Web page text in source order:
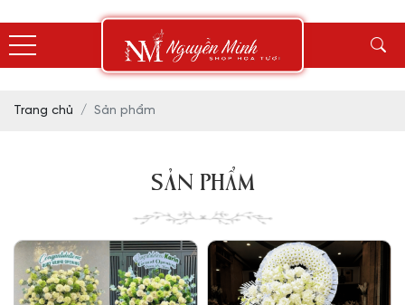
Trang chủ Sản phẩm
SẢN PHẨM